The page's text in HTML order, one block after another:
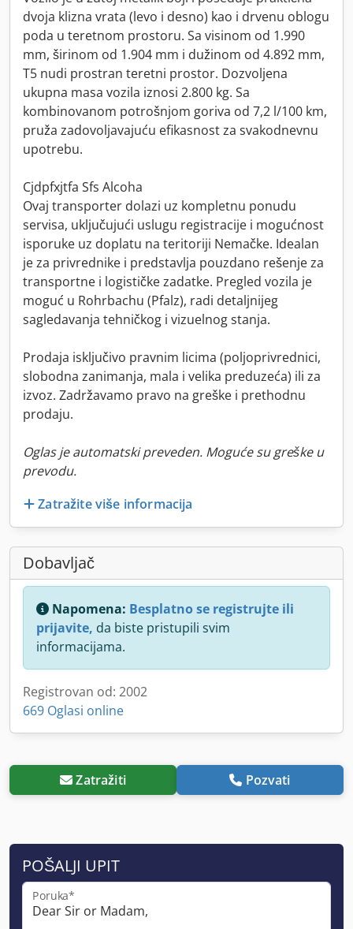
dvoja klizna vrata (levo i desno) kao i drvenu oblogu
poda u teretnom prostoru. Sa visinom od 1.990
mm, širinom od 1.904 mm i dužinom od 4.892 mm,
T5 nudi prostran teretni prostor. Dozvoljena
ukupna masa vozila iznosi 2.800 kg. Sa
kombinovanom potrošnjom goriva od 7,2 l/100 km,
pruža zadovoljavajuću efikasnost za svakodnevnu
upotrebu.
Cjdpfxjtfa Sfs Alcoha
Ovaj transporter dolazi uz kompletnu ponudu
servisa, uključujući uslugu registracije i mogućnost
isporuke uz doplatu na teritoriji Nemačke. Idealan
je za privrednike i predstavlja pouzdano rešenje za
transportne i logističke zadatke. Pregled vozila je
moguć u Rohrbachu (Pfalz), radi detaljnijeg
sagledavanja tehničkog i vizuelnog stanja.
Prodaja isključivo pravnim licima (poljoprivrednici,
slobodna zanimanja, mala i velika preduzeća) ili za
izvoz. Zadržavamo pravo na greške i prethodnu
prodaju.
Oglas je automatski preveden. Moguće su greške u
prevodu.
Zatražite više informacija
Dobavljač
Napomena: Besplatno se registrujte ili
prijavite, da biste pristupili svim
informacijama.
Registrovan od: 2002
669 Oglasi online
Zatražiti Pozvati
POŠALJI UPIT
Poruka*